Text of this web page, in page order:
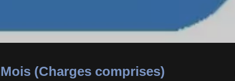
Mois (Charges comprises)